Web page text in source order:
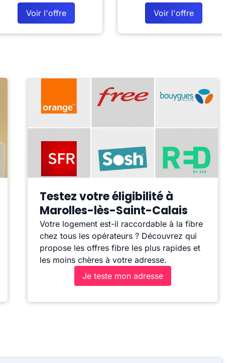
Voir l'offre Voir l'offre
Testez votre éligibilité à
Marolles-lès-Saint-Calais
Votre logement est-il raccordable à la fibre
chez tous les opérateurs ? Découvrez qui
propose les offres fibre les plus rapides et
les moins chères à votre adresse.
Je teste mon adresse